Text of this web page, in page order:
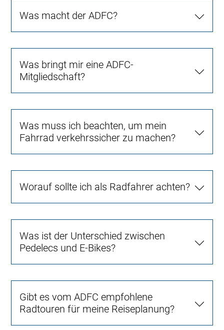
Was macht der ADFC?
Was bringt mir eine ADFC-
Mitgliedschaft?
Was muss ich beachten, um mein
Fahrrad verkehrssicher zu machen?
Worauf sollte ich als Radfahrer achten?
Was ist der Unterschied zwischen
Pedelecs und E-Bikes?
Gibt es vom ADFC empfohlene
Radtouren für meine Reiseplanung?